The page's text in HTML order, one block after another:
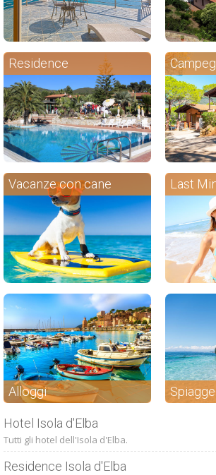
Residence
Vacanze con cane Last
Alloggi Spiagge
Hotel Isola d'Elba
Tutti gli hotel dell'Isola d'Elba.
Residence Isola d'Elba